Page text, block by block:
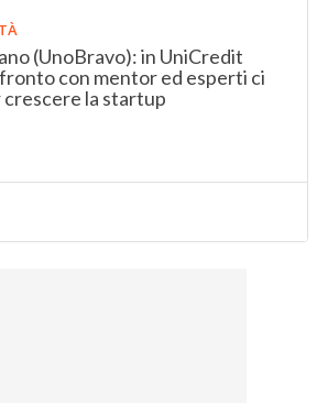
(UnoBravo): in UniCredit
con mentor ed esperti ci
crescere la startup